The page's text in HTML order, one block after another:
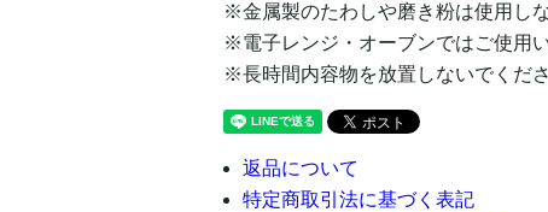
※金属製のたわしや磨き粉は使用し
※電子レンジ・オーブンではご使用
※長時間内容物を放置しないでくださ
返品について
特定商取引法に基づく表記